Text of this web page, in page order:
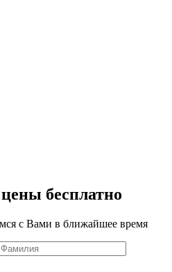
бесплатно
с Вами в ближайшее время